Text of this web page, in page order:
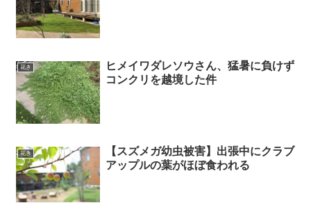
花き
ヒメイワダレソウさん、猛暑に負けず
コンクリを越境した件
花き
【スズメガ幼虫被害】出張中にクラブ
アップルの葉がほぼ食われる